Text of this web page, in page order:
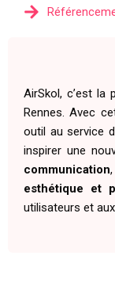
AirSkol, c’est la
Rennes. Avec
outil au service
inspirer une
communication
esthétique et
utilisateurs et